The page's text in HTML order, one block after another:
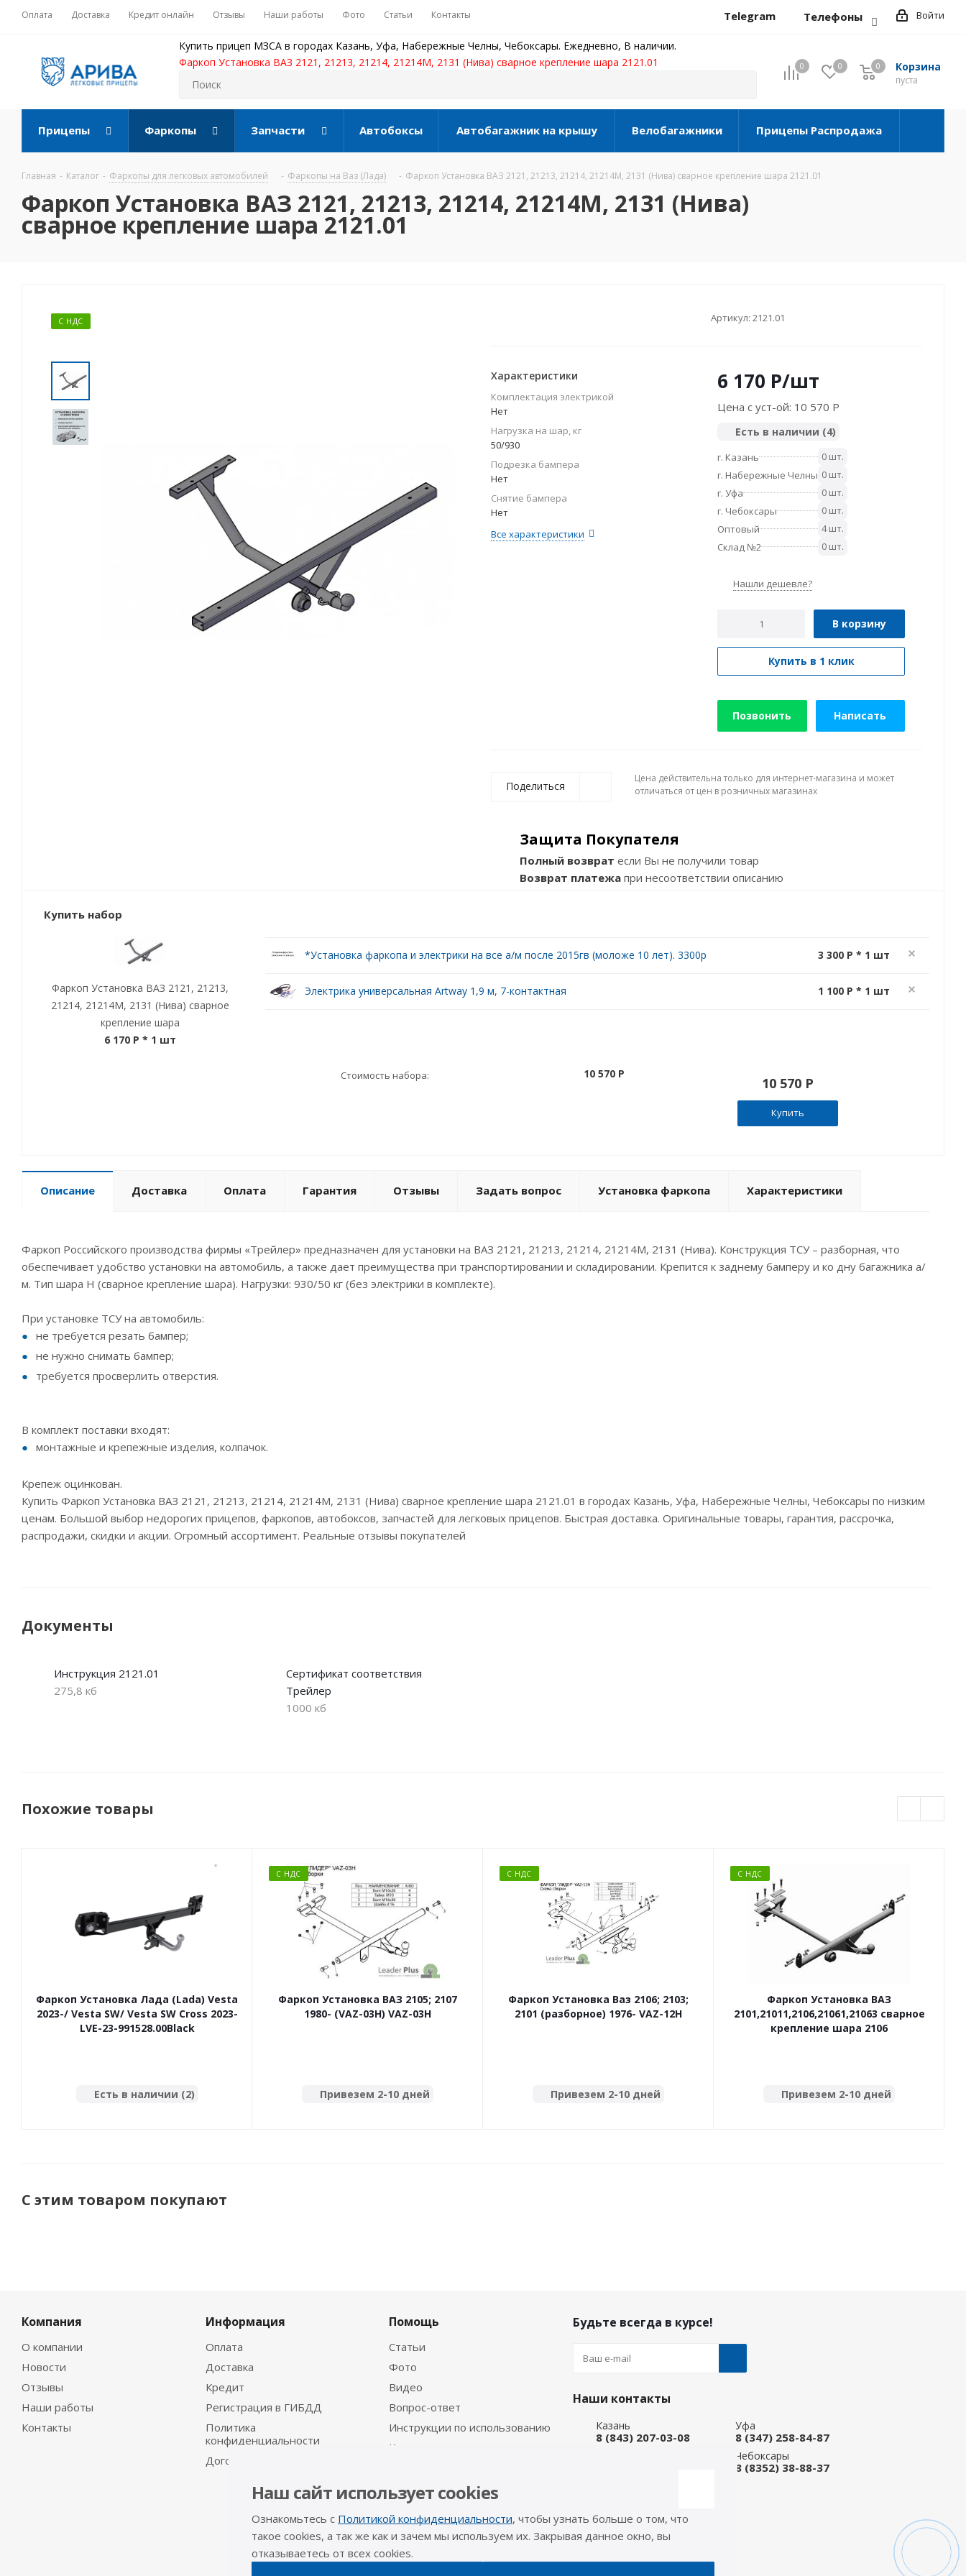
Оплата Доставка Кредит онлайн Отзывы Наши работы Фото Статьи Контакты Войти
Telegram Телефоны
Купить прицеп МЗСА в городах Казань, Уфа, Набережные Челны, Чебоксары. Ежедневно, В наличии.
Фаркоп Установка ВАЗ 2121, 21213, 21214, 21214М, 2131 (Нива) сварное крепление шара 2121.01
0 0 Корзина
0
пуста
0
Прицепы Фаркопы Запчасти Автобоксы Автобагажник на крышу Велобагажники Прицепы Распродажа
Главная - Каталог - Фаркопы для легковых автомобилей - Фаркопы на Ваз (Лада) - Фаркоп Установка ВАЗ 2121, 21213, 21214, 21214М, 2131 (Нива) сварное крепление шара 2121.01
Фаркоп Установка ВАЗ 2121, 21213, 21214, 21214М, 2131 (Нива)
сварное крепление шара 2121.01
С НДС Артикул: 2121.01
Характеристики
Комплектация электрикой
Нет
Нагрузка на шар, кг
50/930
Подрезка бампера
Нет
Снятие бампера
Нет
Все характеристики
6 170 P/шт
Цена с уст-ой: 10 570 P
Есть в наличии (4)
г. Казань
0 шт.
г. Набережные Челны 0 шт.
г. Уфа
0 шт.
г. Чебоксары
0 шт.
Оптовый
4 шт.
Склад №2
0 шт.
Нашли дешевле?
В корзину
Купить в 1 клик
Позвонить Написать
Поделиться
Цена действительна только для интернет-магазина и может
отличаться от цен в розничных магазинах
Защита Покупателя
Полный возврат если Вы не получили товар
Возврат платежа при несоответствии описанию
Купить набор
Фаркоп Установка ВАЗ 2121, 21213,
21214, 21214М, 2131 (Нива) сварное
крепление шара
6 170 P * 1 шт
*Установка фаркопа и электрики на все а/м после 2015гв (моложе 10 лет). 3300р 3 300 P * 1 шт
Электрика универсальная Artway 1,9 м, 7-контактная 1 100 P * 1 шт
Стоимость набора: 10 570 P
10 570 P
Купить
Описание Доставка Оплата Гарантия Отзывы Задать вопрос Установка фаркопа Характеристики
Фаркоп Российского производства фирмы «Трейлер» предназначен для установки на ВАЗ 2121, 21213, 21214, 21214М, 2131 (Нива). Конструкция ТСУ – разборная, что
обеспечивает удобство установки на автомобиль, а также дает преимущества при транспортировании и складировании. Крепится к заднему бамперу и ко дну багажника а/
м. Тип шара Н (сварное крепление шара). Нагрузки: 930/50 кг (без электрики в комплекте).
При установке ТСУ на автомобиль:
не требуется резать бампер;
не нужно снимать бампер;
требуется просверлить отверстия.
В комплект поставки входят:
монтажные и крепежные изделия, колпачок.
Крепеж оцинкован.
Купить Фаркоп Установка ВАЗ 2121, 21213, 21214, 21214М, 2131 (Нива) сварное крепление шара 2121.01 в городах Казань, Уфа, Набережные Челны, Чебоксары по низким
ценам. Большой выбор недорогих прицепов, фаркопов, автобоксов, запчастей для легковых прицепов. Быстрая доставка. Оригинальные товары, гарантия, рассрочка,
распродажи, скидки и акции. Огромный ассортимент. Реальные отзывы покупателей
Документы
Инструкция 2121.01
275,8 кб
Сертификат соответствия
Трейлер
1000 кб
Похожие товары
Фаркоп Установка Лада (Lada) Vesta
2023-/ Vesta SW/ Vesta SW Cross 2023-
LVE-23-991528.00Black
Есть в наличии (2)
С НДС
Фаркоп Установка ВАЗ 2105; 2107
1980- (VAZ-03H) VAZ-03H
Привезем 2-10 дней
С НДС
Фаркоп Установка Ваз 2106; 2103;
2101 (разборное) 1976- VAZ-12H
Привезем 2-10 дней
С НДС
Фаркоп Установка ВАЗ
2101,21011,2106,21061,21063 сварное
крепление шара 2106
Привезем 2-10 дней
С этим товаром покупают
Компания
О компании
Новости
Отзывы
Наши работы
Контакты
Информация
Оплата
Доставка
Кредит
Регистрация в ГИБДД
Политика
конфиденциальности
Договор-оферта
Помощь
Статьи
Фото
Видео
Вопрос-ответ
Инструкции по использованию
Каталог производителя
Будьте всегда в курсе!
Наши контакты
Казань
8 (843) 207-03-08
Уфа
8 (347) 258-84-87
Чебоксары
8 (8352) 38-88-37
info@a-pricep.ru
Наш сайт использует cookies
Ознакомьтесь с Политикой конфиденциальности, чтобы узнать больше о том, что
такое cookies, а так же как и зачем мы используем их. Закрывая данное окно, вы
отказываетесь от всех cookies.